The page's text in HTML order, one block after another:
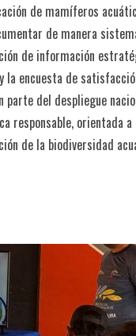
de mamíferos
de manera
de información
encuesta de
del despliegue
responsable, orientada
de la biodiversidad